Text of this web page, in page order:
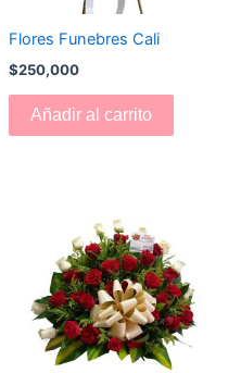
Flores Funebres Cali
$250,000
Añadir al carrito